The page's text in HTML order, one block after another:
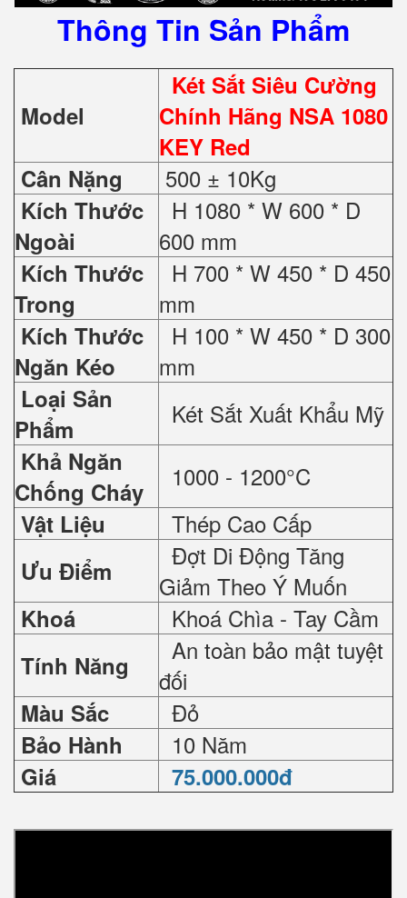
Thông Tin Sản Phẩm
Model
Két Sắt Siêu Cường
Chính Hãng NSA 1080
KEY Red
Cân Nặng
500 ± 10Kg
Kích Thước
Ngoài
H 1080 * W 600 * D
600 mm
Kích Thước
Trong
H 700 * W 450 * D 450
mm
Kích Thước
Ngăn Kéo
H 100 * W 450 * D 300
mm
Loại Sản
Phẩm
Két Sắt Xuất Khẩu Mỹ
Khả Ngăn
Chống Cháy
1000 - 1200°C
Vật Liệu Thép Cao Cấp
Ưu Điểm
Đợt Di Động Tăng
Giảm Theo Ý Muốn
Khoá Khoá Chìa - Tay Cầm
Tính Năng
An toàn bảo mật tuyệt
đối
Màu Sắc Đỏ
Bảo Hành 10 Năm
Giá 75.000.000đ